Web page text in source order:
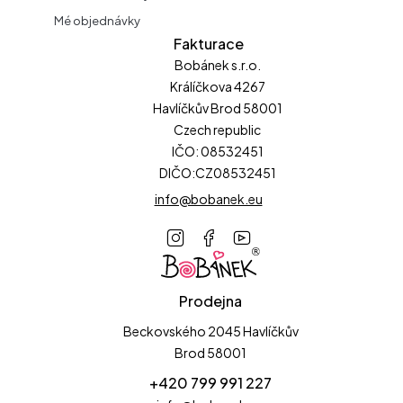
Prodejna
Beckovského 2045 Havlíčkův
Brod 58001
+420 799 991 227
Mé objednávky
Fakturace
Bobánek s.r.o.
Králíčkova 4267
Havlíčkův Brod 58001
Czech republic
IČO: 08532451
DIČO:CZ08532451
info@bobanek.eu